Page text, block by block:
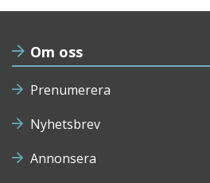
Om oss
Prenumerera
Nyhetsbrev
Annonsera